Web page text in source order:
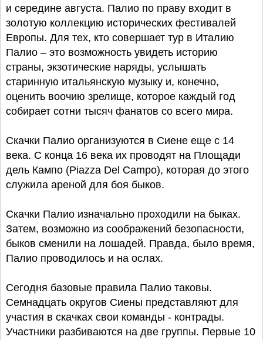
и середине августа. Палио по праву входит в
золотую коллекцию исторических фестивалей
Европы. Для тех, кто совершает тур в Италию
Палио – это возможность увидеть историю
страны, экзотические наряды, услышать
старинную итальянскую музыку и, конечно,
оценить воочию зрелище, которое каждый год
собирает сотни тысяч фанатов со всего мира.
Скачки Палио организуются в Сиене еще с 14
века. С конца 16 века их проводят на Площади
дель Кампо (Piazza Del Campo), которая до этого
служила ареной для боя быков.
Скачки Палио изначально проходили на быках.
Затем, возможно из соображений безопасности,
быков сменили на лошадей. Правда, было время,
Палио проводилось и на ослах.
Сегодня базовые правила Палио таковы.
Семнадцать округов Сиены представляют для
участия в скачках свои команды - контрады.
Участники разбиваются на две группы. Первые 10